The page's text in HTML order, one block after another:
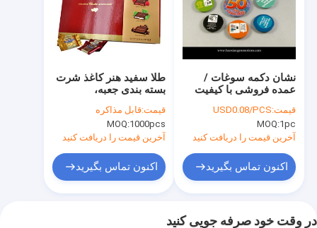
طلا سفید هنر کاغذ شرت
بسته بندی جعبه،
جعبه چرخ خیاطی
قیمت:قابل مذاکره
MOQ:1000pcs
آخرین قیمت را دریافت کنید
اکنون تماس بگیرید
نشان دکمه سوغات /
عمده فروشی با کیفیت
دکمه قلع سفارشی
قیمت:USD0.08/PCS
MOQ:1pc
آخرین قیمت را دریافت کنید
اکنون تماس بگیرید
در وقت خود صرفه جویی کنید